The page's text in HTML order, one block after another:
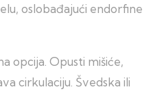
oslobađajući endorfine
opcija. Opusti mišiće,
cirkulaciju. Švedska ili